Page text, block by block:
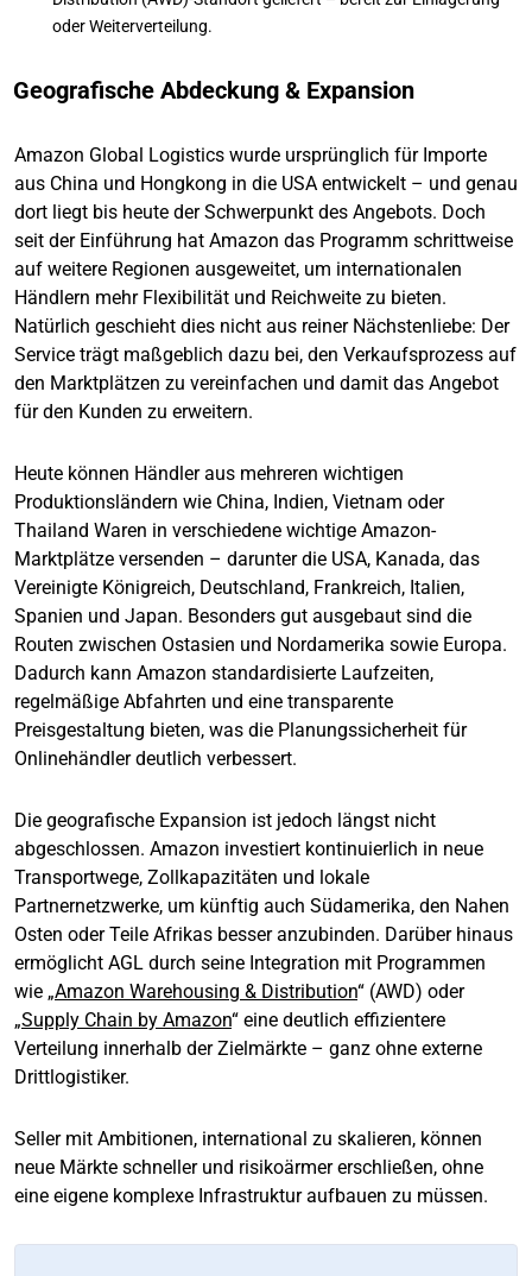
oder Weiterverteilung.
Geografische Abdeckung & Expansion
Amazon Global Logistics wurde ursprünglich für Importe
aus China und Hongkong in die USA entwickelt – und genau
dort liegt bis heute der Schwerpunkt des Angebots. Doch
seit der Einführung hat Amazon das Programm schrittweise
auf weitere Regionen ausgeweitet, um internationalen
Händlern mehr Flexibilität und Reichweite zu bieten.
Natürlich geschieht dies nicht aus reiner Nächstenliebe: Der
Service trägt maßgeblich dazu bei, den Verkaufsprozess auf
den Marktplätzen zu vereinfachen und damit das Angebot
für den Kunden zu erweitern.
Heute können Händler aus mehreren wichtigen
Produktionsländern wie China, Indien, Vietnam oder
Thailand Waren in verschiedene wichtige Amazon-
Marktplätze versenden – darunter die USA, Kanada, das
Vereinigte Königreich, Deutschland, Frankreich, Italien,
Spanien und Japan. Besonders gut ausgebaut sind die
Routen zwischen Ostasien und Nordamerika sowie Europa.
Dadurch kann Amazon standardisierte Laufzeiten,
regelmäßige Abfahrten und eine transparente
Preisgestaltung bieten, was die Planungssicherheit für
Onlinehändler deutlich verbessert.
Die geografische Expansion ist jedoch längst nicht
abgeschlossen. Amazon investiert kontinuierlich in neue
Transportwege, Zollkapazitäten und lokale
Partnernetzwerke, um künftig auch Südamerika, den Nahen
Osten oder Teile Afrikas besser anzubinden. Darüber hinaus
ermöglicht AGL durch seine Integration mit Programmen
wie „Amazon Warehousing & Distribution“ (AWD) oder
„Supply Chain by Amazon“ eine deutlich effizientere
Verteilung innerhalb der Zielmärkte – ganz ohne externe
Drittlogistiker.
Seller mit Ambitionen, international zu skalieren, können
neue Märkte schneller und risikoärmer erschließen, ohne
eine eigene komplexe Infrastruktur aufbauen zu müssen.